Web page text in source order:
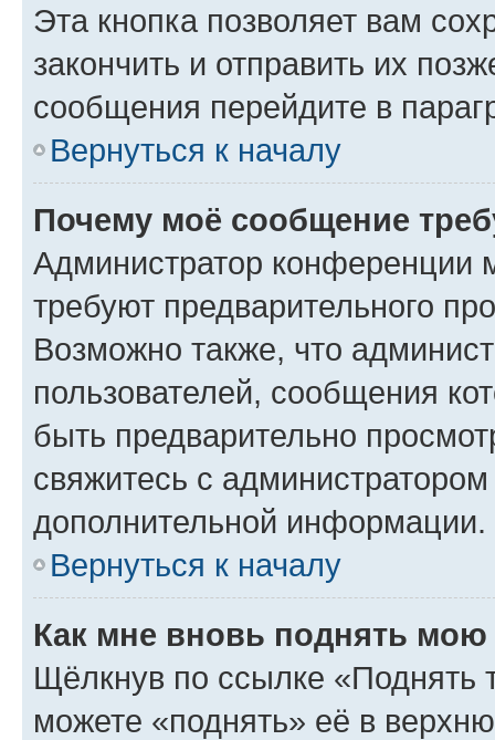
Эта кнопка позволяет вам
закончить и отправить их
сообщения перейдите в
Вернуться к началу
Почему моё сообщение
Администратор конференции
требуют предварительного
Возможно также, что
пользователей, сообщения
быть предварительно
свяжитесь с
дополнительной информации.
Вернуться к началу
Как мне вновь поднять мою
Щёлкнув по ссылке «Поднять
можете «поднять» её в